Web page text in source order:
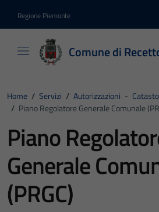
Regione Piemonte
Comune di
Home / Servizi / Autorizzazioni -
/ Piano Regolatore Generale Comunale
Piano
Generale
(PRGC)